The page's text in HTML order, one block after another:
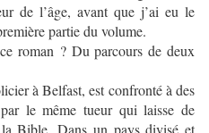
de l’âge, avant que j’ai eu le
partie du volume.
roman ? Du parcours de deux
à Belfast, est confronté à des
le même tueur qui laisse de
Bible. Dans un pays divisé et